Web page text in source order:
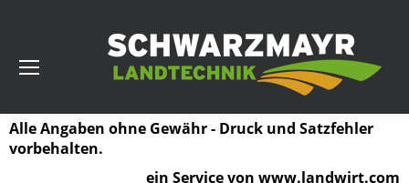
Alle Angaben ohne Gewähr - Druck und Satzfehler
vorbehalten.
ein Service von www.landwirt.com